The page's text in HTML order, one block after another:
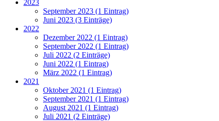
2023
September 2023 (1 Eintrag)
Juni 2023 (3 Einträge)
2022
Dezember 2022 (1 Eintrag)
September 2022 (1 Eintrag)
Juli 2022 (2 Einträge)
Juni 2022 (1 Eintrag)
März 2022 (1 Eintrag)
2021
Oktober 2021 (1 Eintrag)
September 2021 (1 Eintrag)
August 2021 (1 Eintrag)
Juli 2021 (2 Einträge)